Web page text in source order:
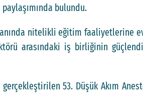
bulundu.
nitelikli eğitim faaliyetlerine
arasındaki iş birliğinin
53. Düşük Akım